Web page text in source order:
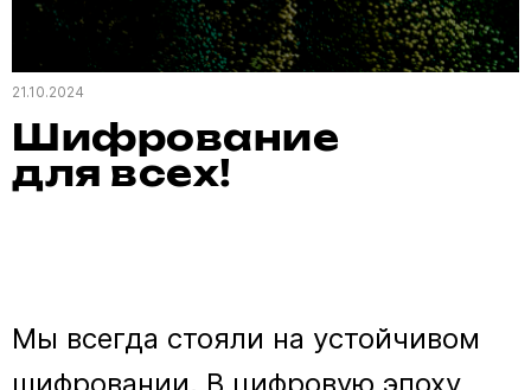
21.10.2024
Шифрование
для всех!
Мы всегда стояли на устойчивом